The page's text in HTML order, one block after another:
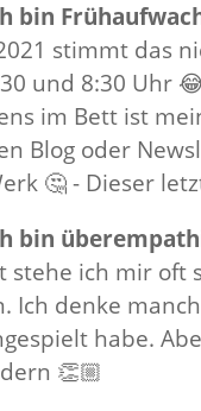
bin
stimmt das
und 8:30 Uhr
im Bett ist
Blog oder
🤔 - Dieser
bin
stehe ich mir oft
Ich denke
habe.
👏🏼